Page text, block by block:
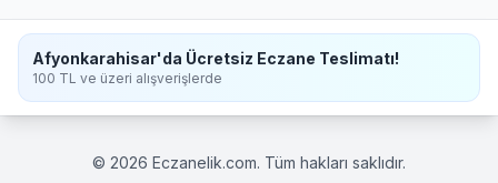
Afyonkarahisar'da Ücretsiz Eczane Teslimatı!
100 TL ve üzeri alışverişlerde
© 2026 Eczanelik.com. Tüm hakları saklıdır.